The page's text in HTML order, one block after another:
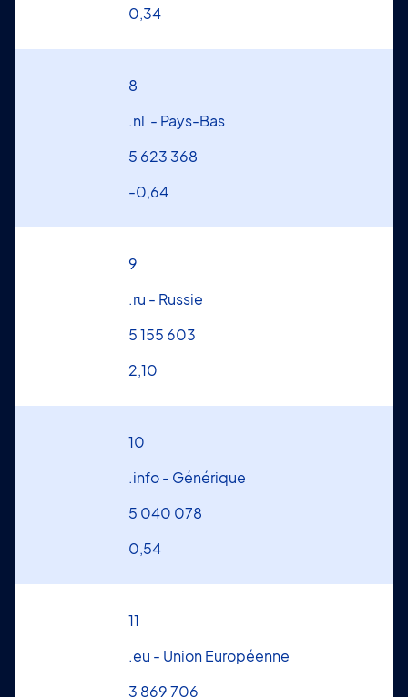
0,34
8
.nl - Pays-Bas
5 623 368
-0,64
9
.ru - Russie
5 155 603
2,10
10
.info - Générique
5 040 078
0,54
11
.eu - Union Européenne
3 869 706